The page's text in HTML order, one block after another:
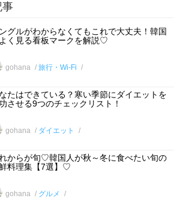
事
グルがわからなくてもこれで大丈夫！韓国
く見る看板マークを解説♡
gohana 旅行・Wi-Fi
たはできている？寒い季節にダイエットを
させる9つのチェックリスト！
gohana ダイエット
からが旬♡韓国人が秋～冬に食べたい旬の
料理集【7選】♡
gohana グルメ